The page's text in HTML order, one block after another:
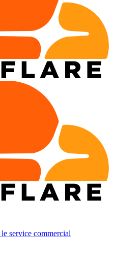
service commercial